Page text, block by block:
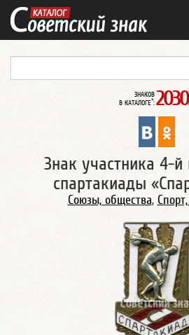
ЗНАКОВ
В КАТАЛОГЕ*:
Знак участника 4-й
спартакиады
Союзы, общества,